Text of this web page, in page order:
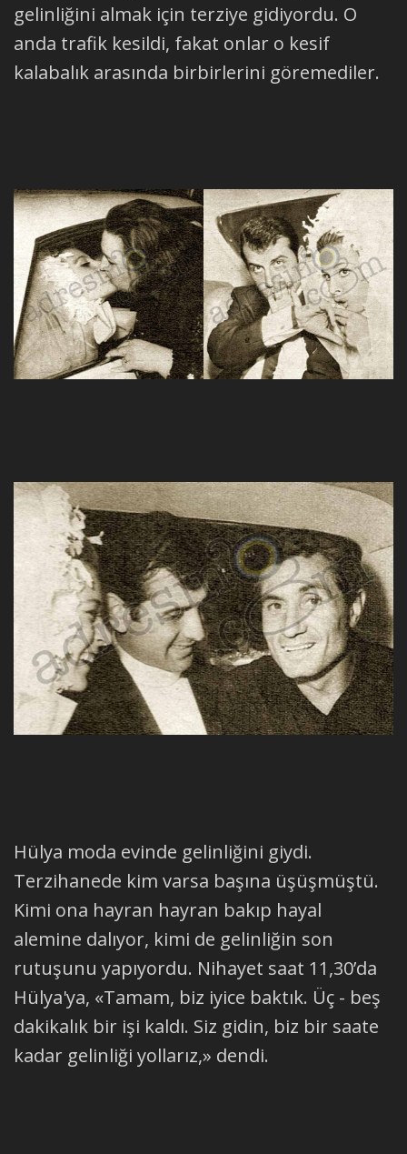
gelinliğini almak için terziye gidiyordu. O
anda trafik kesildi, fakat onlar o kesif
kalabalık arasında birbirlerini göremediler.
Hülya moda evinde gelinliğini giydi.
Terzihanede kim varsa başına üşüşmüştü.
Kimi ona hayran hayran bakıp hayal
alemine dalıyor, kimi de gelinliğin son
rutuşunu yapıyordu. Nihayet saat 11,30’da
Hülya'ya, «Tamam, biz iyice baktık. Üç - beş
dakikalık bir işi kaldı. Siz gidin, biz bir saate
kadar gelinliği yollarız,» dendi.